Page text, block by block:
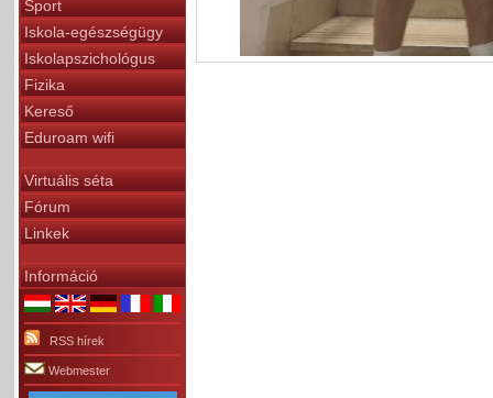
Sport
Iskola-egészségügy
Iskolapszichológus
Fizika
Kereső
Eduroam wifi
Virtuális séta
Fórum
Linkek
Információ
RSS hírek
Webmester